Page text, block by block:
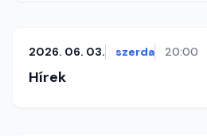
2026. 06. 03. szerda 20:00
Hírek